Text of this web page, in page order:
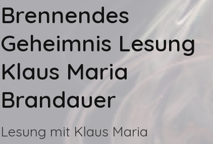
Brennendes
Geheimnis Lesung
Klaus Maria
Brandauer
Lesung mit Klaus Maria